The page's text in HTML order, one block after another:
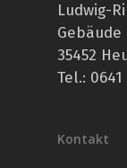
Ludwig-
Gebäude
35452
Tel.:
Kontakt